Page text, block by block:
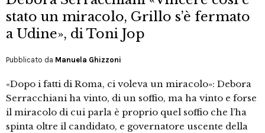
stato un miracolo, Grillo s’è fermato
a Udine», di Toni Jop
Pubblicato da Manuela Ghizzoni
«Dopo i fatti di Roma, ci voleva un miracolo»: Debora
Serracchiani ha vinto, di un soffio, ma ha vinto e forse
il miracolo di cui parla è proprio quel soffio che l’ha
spinta oltre il candidato, e governatore uscente della